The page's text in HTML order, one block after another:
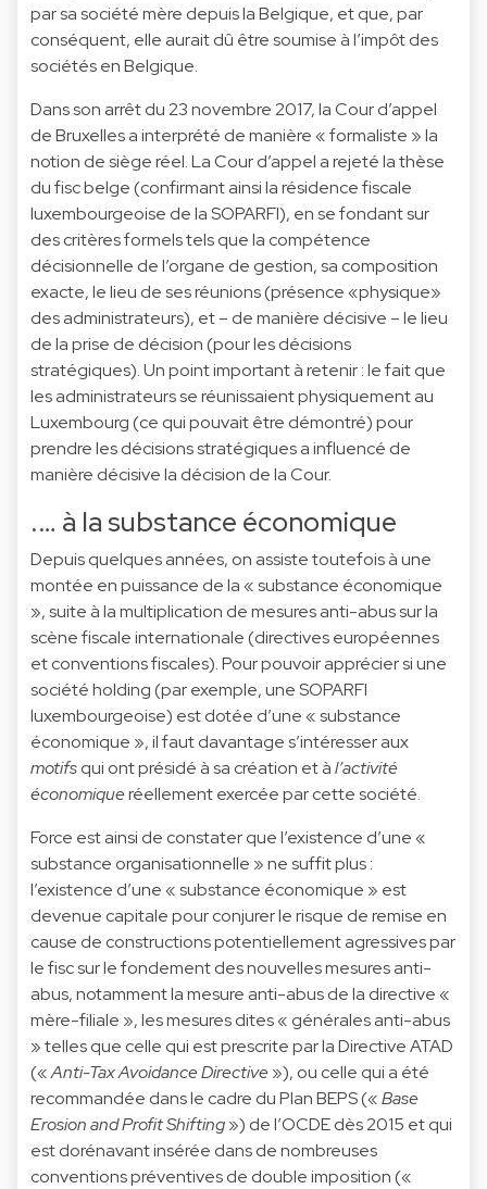
par sa société mère depuis la Belgique, et que, par
conséquent, elle aurait dû être soumise à l’impôt des
sociétés en Belgique.
Dans son arrêt du 23 novembre 2017, la Cour d’appel
de Bruxelles a interprété de manière « formaliste » la
notion de siège réel. La Cour d’appel a rejeté la thèse
du fisc belge (confirmant ainsi la résidence fiscale
luxembourgeoise de la SOPARFI), en se fondant sur
des critères formels tels que la compétence
décisionnelle de l’organe de gestion, sa composition
exacte, le lieu de ses réunions (présence «physique»
des administrateurs), et – de manière décisive – le lieu
de la prise de décision (pour les décisions
stratégiques). Un point important à retenir : le fait que
les administrateurs se réunissaient physiquement au
Luxembourg (ce qui pouvait être démontré) pour
prendre les décisions stratégiques a influencé de
manière décisive la décision de la Cour.
.… à la substance économique
Depuis quelques années, on assiste toutefois à une
montée en puissance de la « substance économique
», suite à la multiplication de mesures anti-abus sur la
scène fiscale internationale (directives européennes
et conventions fiscales). Pour pouvoir apprécier si une
société holding (par exemple, une SOPARFI
luxembourgeoise) est dotée d’une « substance
économique », il faut davantage s’intéresser aux
motifsqui ont présidé à sa création et àl’activité
économiqueréellement exercée par cette société.
Force est ainsi de constater que l’existence d’une «
substance organisationnelle » ne suffit plus :
l’existence d’une « substance économique » est
devenue capitale pour conjurer le risque de remise en
cause de constructions potentiellement agressives par
le fisc sur le fondement des nouvelles mesures anti-
abus, notamment la mesure anti-abus de la directive «
mère-filiale », les mesures dites « générales anti-abus
» telles que celle qui est prescrite par la Directive ATAD
(«Anti-Tax Avoidance Directive»), ou celle qui a été
recommandée dans le cadre du Plan BEPS («Base
Erosion and Profit Shifting») de l’OCDE dès 2015 et qui
est dorénavant insérée dans de nombreuses
conventions préventives de double imposition («